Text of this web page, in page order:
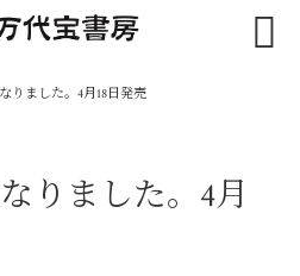

りました。4月18日発売
りました。4月